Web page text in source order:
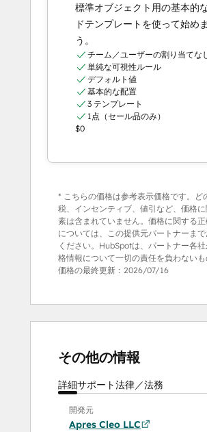
標準オブジェクト用の基本的
ドテンプレートを使って始め
う。
チーム／ユーザーの割り当てな
単純な可視性ルール
デフォルト値
基本的な配置
3 テンプレート
1点（セール品のみ）
$0
* こちらの価格は参考表示価格です。ど
税、インセンティブ、値引など、価格
素は含まれていません。価格に関する
については、この提供元パートナーま
ください。HubSpotは、パートナー各
格情報について一切の責任を負わないも
価格の最終更新： 2026/07/16
その他の情報
詳細サポート法律／法務
開発元
Apres Cleo LLC